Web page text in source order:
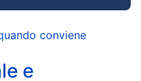
conviene
e